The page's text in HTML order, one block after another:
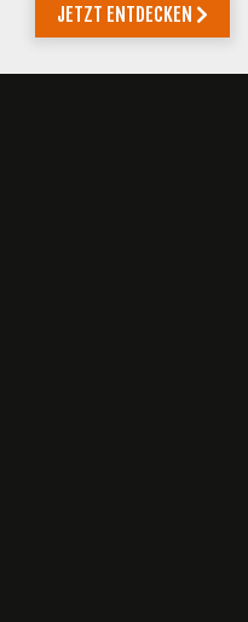
JETZT ENTDECKEN